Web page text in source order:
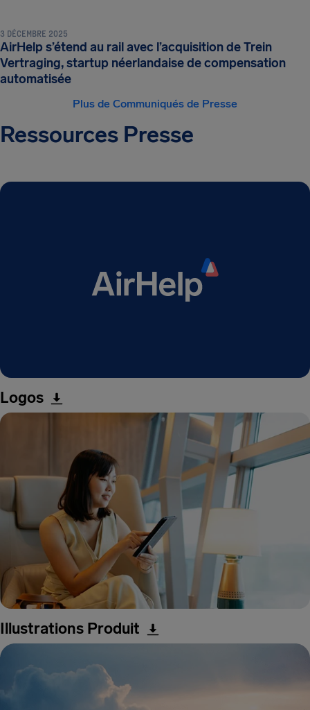
3 DÉCEMBRE 2025
AirHelp s’étend au rail avec l’acquisition de Trein
Vertraging, startup néerlandaise de compensation
automatisée
Plus de Communiqués de Presse
Ressources Presse
Logos
Illustrations Produit